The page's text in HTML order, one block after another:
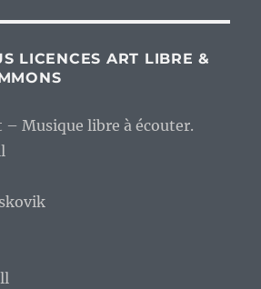
LICENCES ART LIBRE &
– Musique libre à écouter.